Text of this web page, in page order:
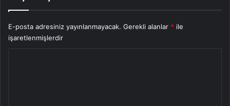
E-posta adresiniz yayınlanmayacak. Gerekli alanlar * ile
işaretlenmişlerdir